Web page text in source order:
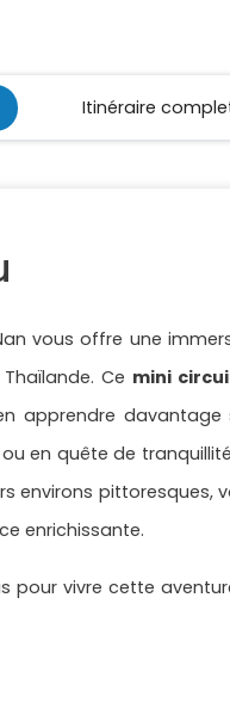
Itinéraire
vous offre une
Ce mini
apprendre davantage
en quête de
environs pittoresques,
enrichissante.
pour vivre cette